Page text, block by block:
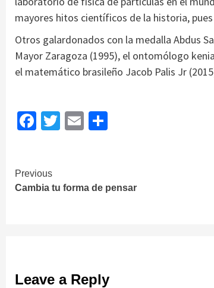
mayores hitos científicos de la historia,
Otros galardonados con la medalla Abdus
Mayor Zaragoza (1995), el ontomólogo
el matemático brasileño Jacob Palis Jr
Facebook
Twitter
Email
Continue
Reading
Previous
Cambia tu forma de pensar
Leave a Reply